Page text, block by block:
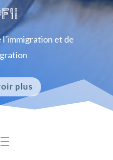
et de
plus